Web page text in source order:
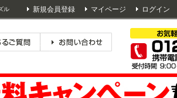
ル
新規会員登録 マイページ ログイン